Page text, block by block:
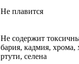
Не плавится
Не содержит
бария, кадмия, хрома,
ртути, селена